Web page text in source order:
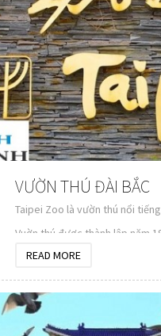
VƯỜN THÚ ĐÀI BẮC
Taipei Zoo là vườn thú nổi
Vuờn thú được thành lập năm
trên thế giới như, Châu Phí,
READ MORE